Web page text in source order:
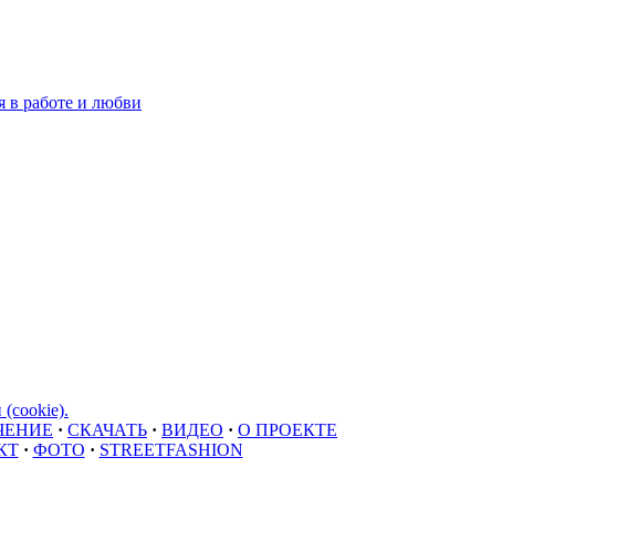
в работе и любви
(cookie).
· СКАЧАТЬ · ВИДЕО · О ПРОЕКТЕ
· ФОТО · STREETFASHION